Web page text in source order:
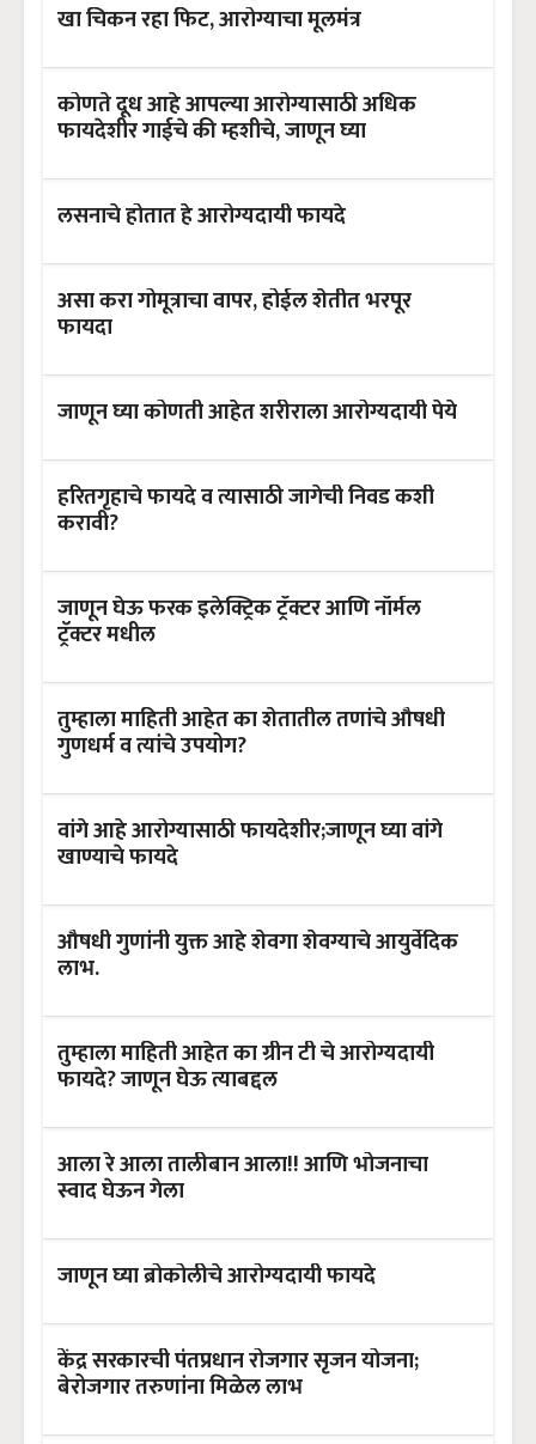
खा चिकन रहा फिट, आरोग्याचा मूलमंत्र
कोणते दूध आहे आपल्या आरोग्यासाठी अधिक
फायदेशीर गाईचे की म्हशीचे, जाणून घ्या
लसनाचे होतात हे आरोग्यदायी फायदे
असा करा गोमूत्राचा वापर, होईल शेतीत भरपूर
फायदा
जाणून घ्या कोणती आहेत शरीराला आरोग्यदायी पेये
हरितगृहाचे फायदे व त्यासाठी जागेची निवड कशी
करावी?
जाणून घेऊ फरक इलेक्ट्रिक ट्रॅक्टर आणि नॉर्मल
ट्रॅक्टर मधील
तुम्हाला माहिती आहेत का शेतातील तणांचे औषधी
गुणधर्म व त्यांचे उपयोग?
वांगे आहे आरोग्यासाठी फायदेशीर;जाणून घ्या वांगे
खाण्याचे फायदे
औषधी गुणांनी युक्त आहे शेवगा शेवग्याचे आयुर्वेदिक
लाभ.
तुम्हाला माहिती आहेत का ग्रीन टी चे आरोग्यदायी
फायदे? जाणून घेऊ त्याबद्दल
आला रे आला तालीबान आला!! आणि भोजनाचा
स्वाद घेऊन गेला
जाणून घ्या ब्रोकोलीचे आरोग्यदायी फायदे
केंद्र सरकारची पंतप्रधान रोजगार सृजन योजना;
बेरोजगार तरुणांना मिळेल लाभ